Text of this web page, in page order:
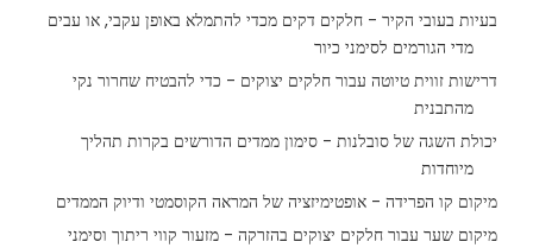
בעיות בעובי הקיר - חלקים דקים מכדי להתמלא באופן עקבי, או עבים
מדי הגורמים לסימני כיור
דרישות זווית טיוטה עבור חלקים יצוקים - כדי להבטיח שחרור נקי
מהתבנית
יכולת השגה של סובלנות - סימון ממדים הדורשים בקרות תהליך
מיוחדות
מיקום קו הפרידה - אופטימיזציה של המראה הקוסמטי ודיוק הממדים
מיקום שער עבור חלקים יצוקים בהזרקה - מזעור קווי ריתוך וסימני